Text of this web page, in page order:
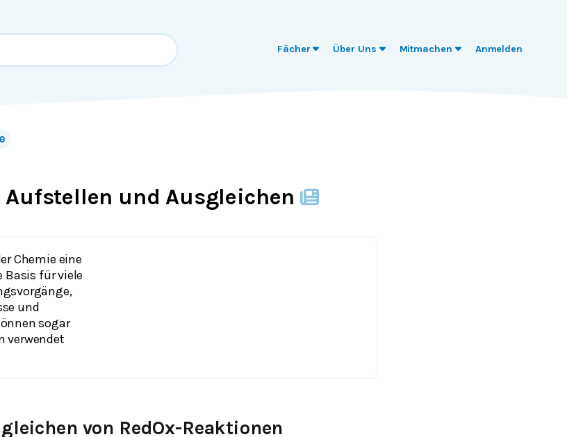
Fächer Über Uns Mitmachen Anmelden
Aufstellen und Ausgleichen
Chemie eine
Basis für viele
und
sogar
verwendet
von RedOx-Reaktionen